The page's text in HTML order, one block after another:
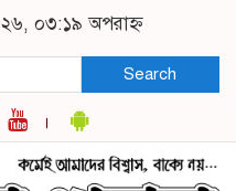
০৩:১৯ অপরাহ্ন
Search